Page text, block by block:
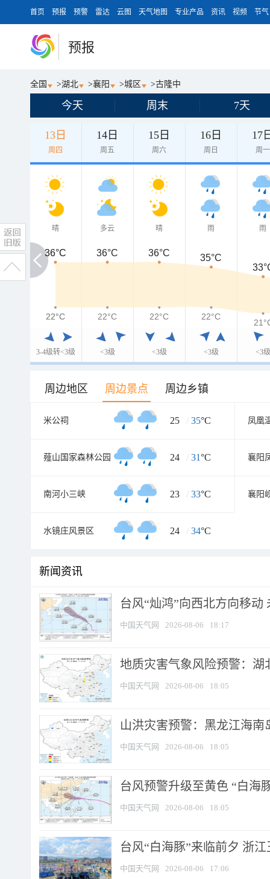
首页 预报 预警 雷达 云图 天气地图 专业产品 资讯 视频 节气
预报
全国 >湖北 >襄阳 >城区 >古隆中
今天 周末 7天
13日
周四
14日
周五
15日
周六
16日
周日
17
周一
晴
3-4级转<3级
多云
<3级
晴
<3级
雨
<3级
雨
<3级
36°C
36°C 36°C 36°C
35°C
22°C
22°C 22°C 22°C 22°C
周边地区 周边景点 周边乡镇
米公祠 25 / 35°C 凤凰
薤山国家森林公园 24 / 31°C
南河小三峡 23 / 33°C 襄阳
水镜庄风景区 24 / 34°C
新闻资讯
台风“灿鸿”向西北方向移动
中国天气网 2026-08-06 18:17
地质灾害气象风险预警：湖
中国天气网 2026-08-06 18:05
山洪灾害预警：黑龙江海
中国天气网 2026-08-06 18:05
台风预警升级至黄色 “白海
中国天气网 2026-08-06 18:05
台风“白海豚”来临前夕 浙
中国天气网 2026-08-06 17:06